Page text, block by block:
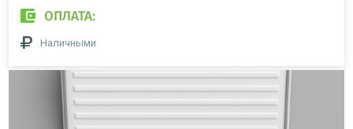
ОПЛАТА:
Наличными